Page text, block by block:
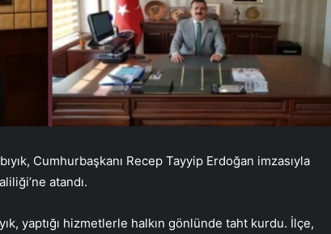
Cumhurbaşkanı Recep Tayyip Erdoğan imzasıyla
atandı.
yaptığı hizmetlerle halkın gönlünde taht kurdu. İlçe,